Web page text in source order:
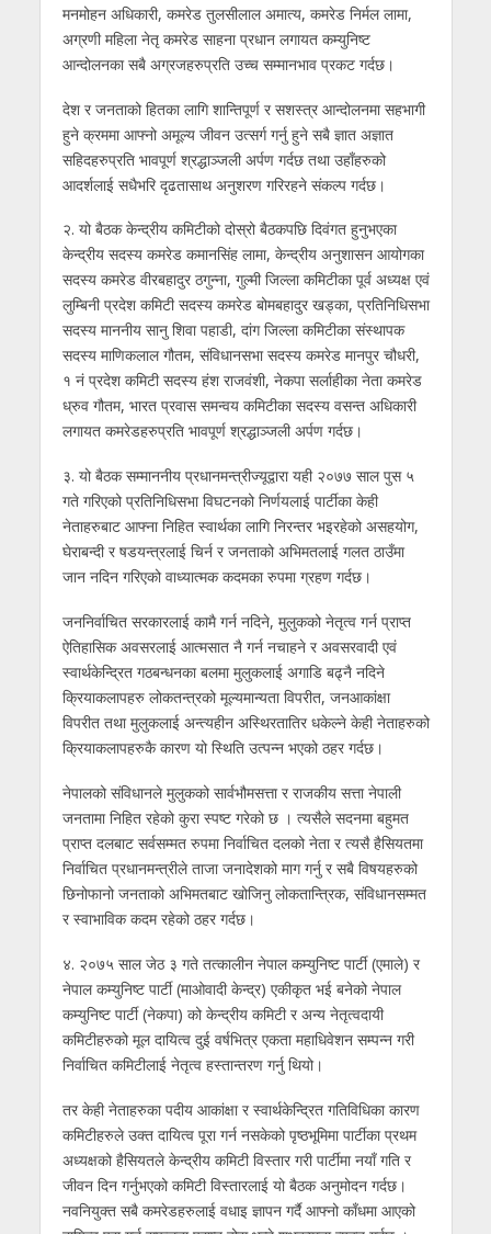
मनमोहन अधिकारी, कमरेड तुलसीलाल अमात्य, कमरेड निर्मल लामा,
अग्रणी महिला नेतृ कमरेड साहना प्रधान लगायत कम्युनिष्ट
आन्दोलनका सबै अग्रजहरुप्रति उच्च सम्मानभाव प्रकट गर्दछ।
देश र जनताको हितका लागि शान्तिपूर्ण र सशस्त्र आन्दोलनमा सहभागी
हुने क्रममा आफ्नो अमूल्य जीवन उत्सर्ग गर्नु हुने सबै ज्ञात अज्ञात
सहिदहरुप्रति भावपूर्ण श्रद्धाञ्जली अर्पण गर्दछ तथा उहाँहरुको
आदर्शलाई सधैभरि दृढतासाथ अनुशरण गरिरहने संकल्प गर्दछ।
२. यो बैठक केन्द्रीय कमिटीको दोस्रो बैठकपछि दिवंगत हुनुभएका
केन्द्रीय सदस्य कमरेड कमानसिंह लामा, केन्द्रीय अनुशासन आयोगका
सदस्य कमरेड वीरबहादुर ठगुन्ना, गुल्मी जिल्ला कमिटीका पूर्व अध्यक्ष एवं
लुम्बिनी प्रदेश कमिटी सदस्य कमरेड बोमबहादुर खड्का, प्रतिनिधिसभा
सदस्य माननीय सानु शिवा पहाडी, दांग जिल्ला कमिटीका संस्थापक
सदस्य माणिकलाल गौतम, संविधानसभा सदस्य कमरेड मानपुर चौधरी,
१ नं प्रदेश कमिटी सदस्य हंश राजवंशी, नेकपा सर्लाहीका नेता कमरेड
ध्रुव गौतम, भारत प्रवास समन्वय कमिटीका सदस्य वसन्त अधिकारी
लगायत कमरेडहरुप्रति भावपूर्ण श्रद्धाञ्जली अर्पण गर्दछ।
३. यो बैठक सम्माननीय प्रधानमन्त्रीज्यूद्वारा यही २०७७ साल पुस ५
गते गरिएको प्रतिनिधिसभा विघटनको निर्णयलाई पार्टीका केही
नेताहरुबाट आफ्ना निहित स्वार्थका लागि निरन्तर भइरहेको असहयोग,
घेराबन्दी र षडयन्त्रलाई चिर्न र जनताको अभिमतलाई गलत ठाउँमा
जान नदिन गरिएको वाध्यात्मक कदमका रुपमा ग्रहण गर्दछ।
जननिर्वाचित सरकारलाई कामै गर्न नदिने, मुलुकको नेतृत्व गर्न प्राप्त
ऐतिहासिक अवसरलाई आत्मसात नै गर्न नचाहने र अवसरवादी एवं
स्वार्थकेन्द्रित गठबन्धनका बलमा मुलुकलाई अगाडि बढ्नै नदिने
क्रियाकलापहरु लोकतन्त्रको मूल्यमान्यता विपरीत, जनआकांक्षा
विपरीत तथा मुलुकलाई अन्त्यहीन अस्थिरतातिर धकेल्ने केही नेताहरुको
क्रियाकलापहरुकै कारण यो स्थिति उत्पन्न भएको ठहर गर्दछ।
नेपालको संविधानले मुलुकको सार्वभौमसत्ता र राजकीय सत्ता नेपाली
जनतामा निहित रहेको कुरा स्पष्ट गरेको छ । त्यसैले सदनमा बहुमत
प्राप्त दलबाट सर्वसम्मत रुपमा निर्वाचित दलको नेता र त्यसै हैसियतमा
निर्वाचित प्रधानमन्त्रीले ताजा जनादेशको माग गर्नु र सबै विषयहरुको
छिनोफानो जनताको अभिमतबाट खोजिनु लोकतान्त्रिक, संविधानसम्मत
र स्वाभाविक कदम रहेको ठहर गर्दछ।
४. २०७५ साल जेठ ३ गते तत्कालीन नेपाल कम्युनिष्ट पार्टी (एमाले) र
नेपाल कम्युनिष्ट पार्टी (माओवादी केन्द्र) एकीकृत भई बनेको नेपाल
कम्युनिष्ट पार्टी (नेकपा) को केन्द्रीय कमिटी र अन्य नेतृत्वदायी
कमिटीहरुको मूल दायित्व दुई वर्षभित्र एकता महाधिवेशन सम्पन्न गरी
निर्वाचित कमिटीलाई नेतृत्व हस्तान्तरण गर्नु थियो।
तर केही नेताहरुका पदीय आकांक्षा र स्वार्थकेन्द्रित गतिविधिका कारण
कमिटीहरुले उक्त दायित्व पूरा गर्न नसकेको पृष्ठभूमिमा पार्टीका प्रथम
अध्यक्षको हैसियतले केन्द्रीय कमिटी विस्तार गरी पार्टीमा नयाँ गति र
जीवन दिन गर्नुभएको कमिटी विस्तारलाई यो बैठक अनुमोदन गर्दछ।
नवनियुक्त सबै कमरेडहरुलाई वधाइ ज्ञापन गर्दै आफ्नो काँधमा आएको